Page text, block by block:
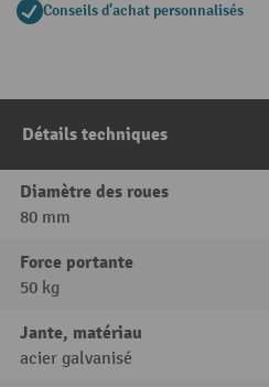
Conseils d'achat personnalisés
Détails techniques
Diamètre des roues
80 mm
Force portante
50 kg
Jante, matériau
acier galvanisé